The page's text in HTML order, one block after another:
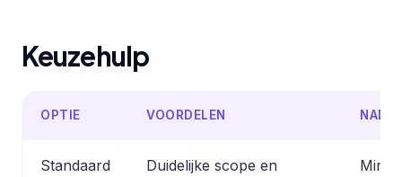
Keuzehulp
OPTIE VOORDELEN
Standaard
Duidelijke scope en